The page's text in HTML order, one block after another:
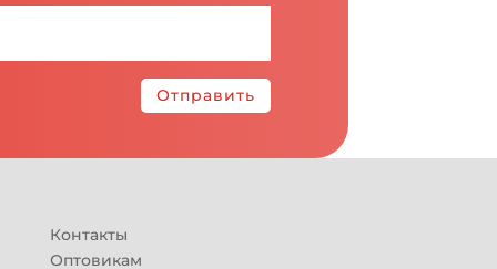
Отправить
Контакты
Оптовикам